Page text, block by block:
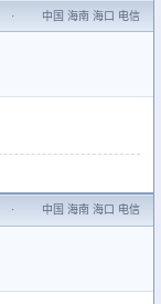
· 中国 海南 海口 电信
· 中国 海南 海口 电信